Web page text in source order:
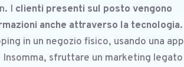
I clienti presenti sul posto vengono
anche attraverso la tecnologia.
in un negozio fisico, usando una app
sfruttare un marketing legato